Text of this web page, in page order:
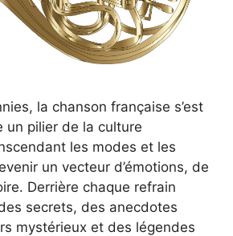
la chanson française s’est
un pilier de la culture
les modes et les
un vecteur d’émotions, de
Derrière chaque refrain
secrets, des anecdotes
mystérieux et des légendes